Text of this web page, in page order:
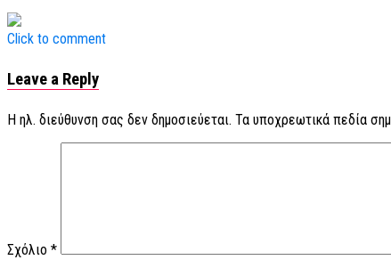
Click to comment
Leave a Reply
Η ηλ. διεύθυνση σας δεν δημοσιεύεται. Τα υποχρεωτικά πεδία
Σχόλιο *